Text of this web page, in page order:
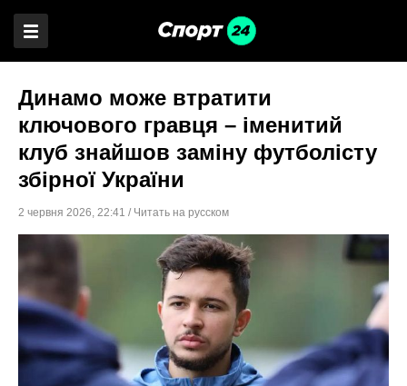
Динамо може втратити
ключового гравця – іменитий
клуб знайшов заміну футболісту
збірної України
2 червня 2026, 22:41 / Читать на русском